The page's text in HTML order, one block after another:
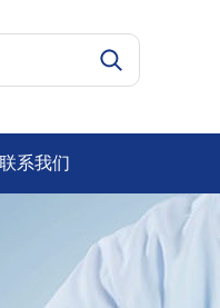
联系我们